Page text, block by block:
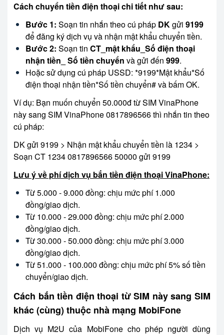
Cách chuyển tiền điện thoại chi tiết như sau:
Bước 1: Soạn tin nhắn theo cú pháp DKgửi 9199
để đăng ký dịch vụ và nhận mật khẩu chuyển tiền.
Bước 2: Soạn tin CT_mật khẩu_Số điện thoại
nhận tiền_ Số tiền chuyển và gửi đến 999.
Hoặc sử dụng cú pháp USSD: *9199*Mật khẩu*Số
điện thoại nhận tiền*Số tiền chuyển# và bấm OK.
Ví dụ: Bạn muốn chuyển 50.000đ từ SIM VinaPhone
này sang SIM VinaPhone 0817896566 thì nhắn tin theo
cú pháp:
DK gửi 9199 > Nhận mật khẩu chuyển tiền là 1234 >
Soạn CT 1234 0817896566 50000 gửi 9199
Lưu ý về phí dịch vụ bắn tiền điện thoại VinaPhone:
Từ 5.000 - 9.000 đồng: chịu mức phí 1.000
đồng/giao dịch.
Từ 10.000 - 29.000 đồng: chịu mức phí 2.000
đồng/giao dịch.
Từ 30.000 - 50.000 đồng: chịu mức phí 3.000
đồng/giao dịch.
Từ 51.000 - 100.000 đồng: chịu mức phí 5% số tiền
chuyển/giao dịch.
Cách bắn tiền điện thoại từ SIM này sang SIM
khác (cùng) thuộc nhà mạng MobiFone
Dịch vụ M2U của MobiFone cho phép người dùng